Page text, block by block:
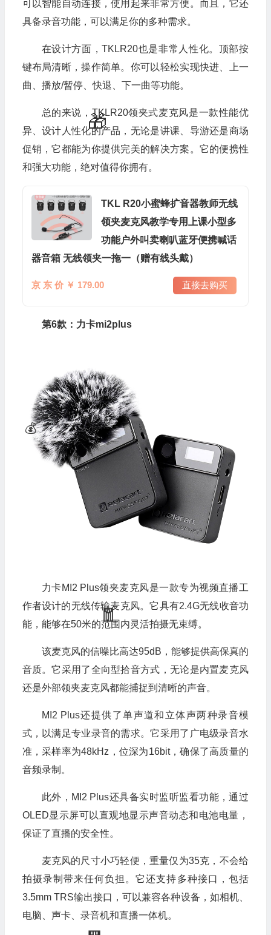
可以智能自动连接，使用起来非常方便。而且，它还
具备录音功能，可以满足你的多种需求。
在设计方面，TKLR20也是非常人性化。顶部按
键布局清晰，操作简单。你可以轻松实现快进、上一
曲、播放/暂停、快退、下一曲等功能。
总的来说，TKLR20领夹式麦克风是一款性能优
异、设计人性化的产品，无论是讲课、导游还是商场
促销，它都能为你提供完美的解决方案。它的便携性
和强大功能，绝对值得你拥有。
TKL R20小蜜蜂扩音器教师无线
领夹麦克风教学专用上课小型多
功能户外叫卖喇叭蓝牙便携喊话
器音箱 无线领夹一拖一（赠有线头戴）
京 东 价 ￥ 179.00 直接去购买
第6款：力卡mi2plus
力卡MI2 Plus领夹麦克风是一款专为视频直播工
作者设计的无线传输麦克风。它具有2.4G无线收音功
能，能够在50米的范围内灵活拍摄无束缚。
该麦克风的信噪比高达95dB，能够提供高保真的
音质。它采用了全向型拾音方式，无论是内置麦克风
还是外部领夹麦克风都能捕捉到清晰的声音。
MI2 Plus还提供了单声道和立体声两种录音模
式，以满足专业录音的需求。它采用了广电级录音水
准，采样率为48kHz，位深为16bit，确保了高质量的
音频录制。
此外，MI2 Plus还具备实时监听监看功能，通过
OLED显示屏可以直观地显示声音动态和电池电量，
保证了直播的安全性。
麦克风的尺寸小巧轻便，重量仅为35克，不会给
拍摄录制带来任何负担。它还支持多种接口，包括
3.5mm TRS输出接口，可以兼容各种设备，如相机、
电脑、声卡、录音机和直播一体机。